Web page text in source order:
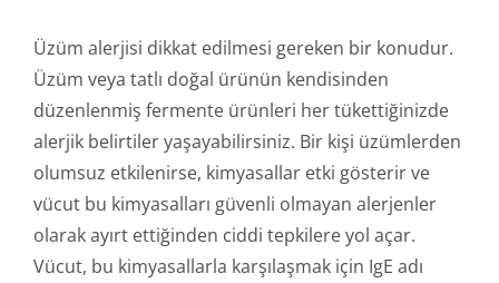
Üzüm alerjisi dikkat edilmesi gereken bir konudur.
Üzüm veya tatlı doğal ürünün kendisinden
düzenlenmiş fermente ürünleri her tükettiğinizde
alerjik belirtiler yaşayabilirsiniz. Bir kişi üzümlerden
olumsuz etkilenirse, kimyasallar etki gösterir ve
vücut bu kimyasalları güvenli olmayan alerjenler
olarak ayırt ettiğinden ciddi tepkilere yol açar.
Vücut, bu kimyasallarla karşılaşmak için IgE adı